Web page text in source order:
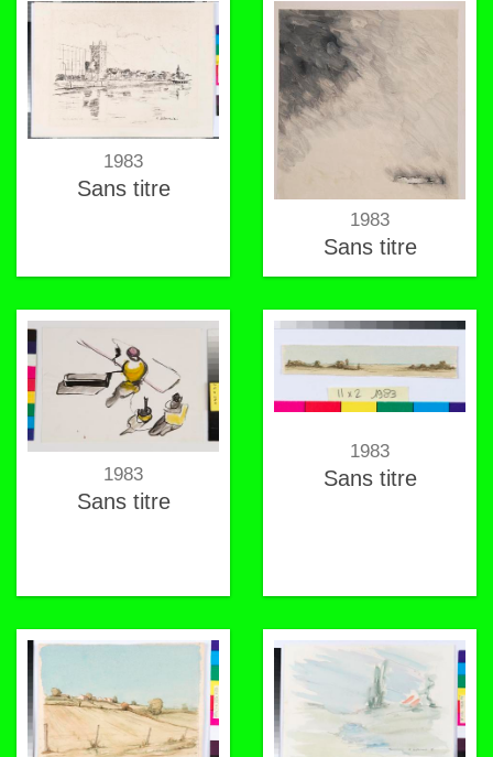
1983
Sans titre
1983
Sans titre
1983
Sans titre
1983
Sans titre